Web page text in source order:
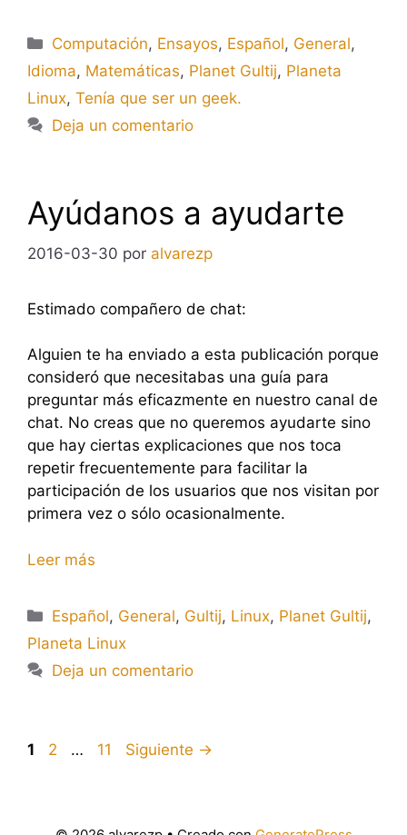
Categorías
Computación, Ensayos, Español, General,
Idioma, Matemáticas, Planet Gultij, Planeta
Linux, Tenía que ser un geek.
Deja un comentario
Ayúdanos a ayudarte
2016-03-30 por alvarezp
Estimado compañero de chat:
Alguien te ha enviado a esta publicación porque
consideró que necesitabas una guía para
preguntar más eficazmente en nuestro canal de
chat. No creas que no queremos ayudarte sino
que hay ciertas explicaciones que nos toca
repetir frecuentemente para facilitar la
participación de los usuarios que nos visitan por
primera vez o sólo ocasionalmente.
Leer más
Categorías
Español, General, Gultij, Linux, Planet Gultij,
Planeta Linux
Deja un comentario
Página
1 Página
2 … Página
11 Siguiente →